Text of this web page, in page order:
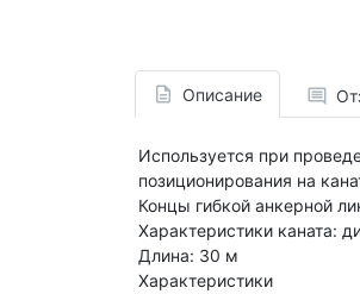
Описание
Используется при
позиционирования на
Концы гибкой анкерной
Характеристики
Длина: 30 м
Характеристики